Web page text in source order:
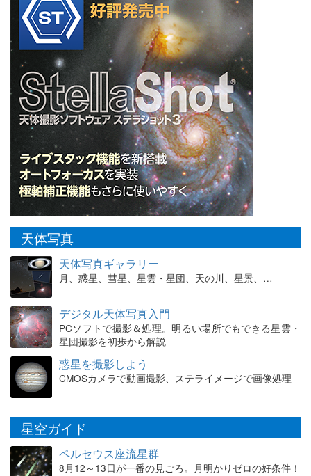
天体写真
天体写真ギャラリー
月、惑星、彗星、星雲・星団、天の川、星景、…
デジタル天体写真入門
PCソフトで撮影＆処理。明るい場所でもできる星雲・
星団撮影を初歩から解説
惑星を撮影しよう
CMOSカメラで動画撮影、ステライメージで画像処理
星空ガイド
ペルセウス座流星群
8月12～13日が一番の見ごろ。月明かりゼロの好条件！